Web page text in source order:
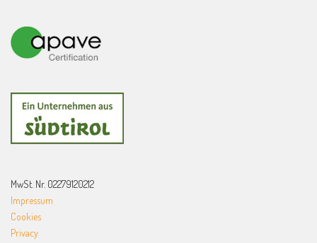
MwSt. Nr. 02279120212
Impressum
Cookies
Privacy